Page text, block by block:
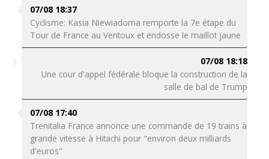
07/08 18:37
Cyclisme: Kasia Niewiadoma remporte la 7e étape du
Tour de France au Ventoux et endosse le maillot jaune
07/08 18:18
Une cour d'appel fédérale bloque la construction de la
salle de bal de Trump
07/08 17:40
Trenitalia France annonce une commande de 19 trains à
grande vitesse à Hitachi pour "environ deux milliards
d'euros"